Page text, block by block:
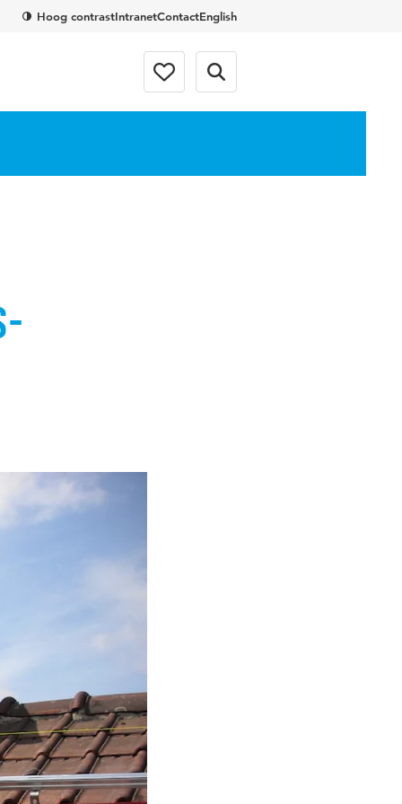
Hoog contrastIntranetContactEnglish